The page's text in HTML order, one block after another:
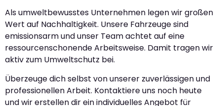
Als umweltbewusstes Unternehmen legen wir großen
Wert auf Nachhaltigkeit. Unsere Fahrzeuge sind
emissionsarm und unser Team achtet auf eine
ressourcenschonende Arbeitsweise. Damit tragen wir
aktiv zum Umweltschutz bei.
Überzeuge dich selbst von unserer zuverlässigen und
professionellen Arbeit. Kontaktiere uns noch heute
und wir erstellen dir ein individuelles Angebot für